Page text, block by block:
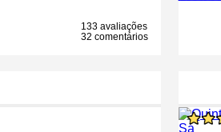
133 avaliações
32 comentários